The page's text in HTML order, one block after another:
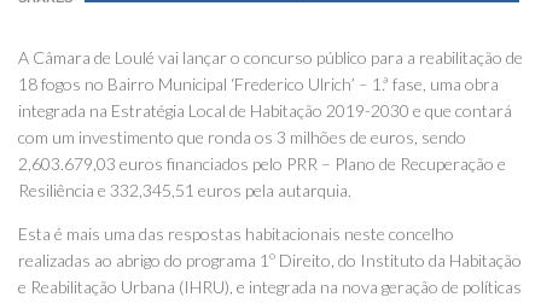
A Câmara de Loulé vai lançar o concurso público para a reabilitação de
18 fogos no Bairro Municipal ‘Frederico Ulrich’ – 1.ª fase, uma obra
integrada na Estratégia Local de Habitação 2019-2030 e que contará
com um investimento que ronda os 3 milhões de euros, sendo
2,603.679,03 euros financiados pelo PRR – Plano de Recuperação e
Resiliência e 332,345,51 euros pela autarquia.
Esta é mais uma das respostas habitacionais neste concelho
realizadas ao abrigo do programa 1º Direito, do Instituto da Habitação
e Reabilitação Urbana (IHRU), e integrada na nova geração de políticas